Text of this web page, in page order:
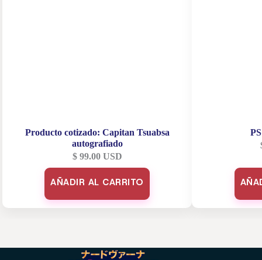
Producto cotizado: Capitan Tsuabsa
autografiado
$99.00USD
AÑADIR AL CARRITO